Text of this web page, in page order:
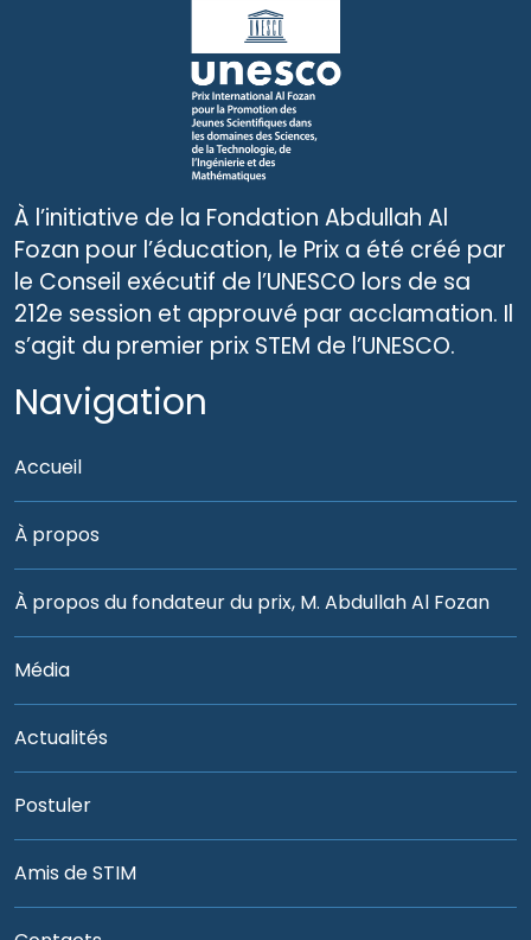
À l’initiative de la Fondation Abdullah Al
Fozan pour l’éducation, le Prix a été créé par
le Conseil exécutif de l’UNESCO lors de sa
212e session et approuvé par acclamation. Il
s’agit du premier prix STEM de l’UNESCO.
Navigation
Accueil
À propos
À propos du fondateur du prix, M. Abdullah Al Fozan
Média
Actualités
Postuler
Amis de STIM